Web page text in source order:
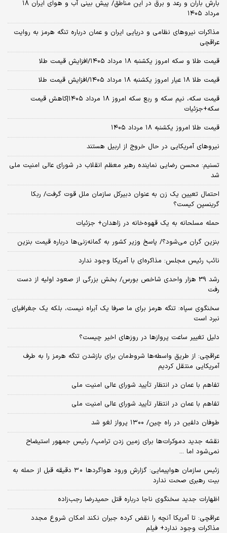
بارش باران و رعد و برق در این مناطق/ پیش بینی آب و هوای ایران ۱۸
مرداد ۱۴۰۵
مذاکرات نیروهای نظامی و دریایی ایران و عمان درباره تنگه هرمز به روایت
عراقچی
قیمت طلا و سکه امروز یکشنبه ۱۸ مرداد ۱۴۰۵/افزایش قیمت طلا
قیمت طلا ۱۸ عیار امروز یکشنبه ۱۸ مرداد ۱۴۰۵/افزایش قیمت طلا
قیمت سکه، نیم سکه و ربع سکه امروز ۱۸ مرداد ۱۴۰۵|کاهش قیمت
سکه+جزئیات
قیمت طلا امروز یکشنبه ۱۸ مرداد ۱۴۰۵
نیروهای آمریکایی در حال خروج از اربیل هستند
تسنیم: محسن رضایی نماینده رهبر معظم انقلاب در شورای عالی امنیت ملی
شد
احتمال تعیین یک زن به عنوان دبیرکل سازمان ملل قوت گرفت/ ربکا
گرینسپن کیست؟
حمله مسلحانه به یک قهوه‌خانه در زاهدان+ جزئیات
بنزین گران می‌شود؟/ پاسخ وزیر کشور به گمانه‌زنی‌ها درباره قیمت بنزین
نائب رئیس مجلس: مذاکره‌ای با آمریکا وجود ندارد
رشد 39 هزار واحدی شاخص بورس/ بخش بزرگی از صعود اولیه از دست
رفت
سخنگوی سپاه: تنگه هرمز برای ما صرفا یک آبراه نیست، بلکه یک جغرافیای
نبرد است
دلیل تغییر ساعت پروازها در روزهای اخیر چیست؟
عراقچی: از طریق واسطه‌ها شروط‌مان برای بازشدن تنگه هرمز را به طرف
آمریکایی منتقل کردیم
تفاهم با عمان در انتظار تأیید شورای عالی امنیت ملی
تفاهم با عمان در انتظار تأیید شورای عالی امنیت ملی
طوفان دلفین در راه چین/ ۱۳۰۰ پرواز لغو شد
نقشه جدید دموکرات‌ها برای زمین زدن ترامپ/ رئیس جمهور استیضاح
نمی‌شود اما ...
زئیس سازمان هواپیمایی: گزارش ورود هواگردها ٣٠ دقیقه قبل از حمله به
بیت رهبری صحت ندارد
اظهارات جدید سخنگوی ناجا درباره قتل حمیدرضا رجب‌زاده
عراقچی: تا آمریکا آنچه را نقض کرده جبران نکند امکان شروع مجدد
مذاکرات وجود ندارد+ فیلم